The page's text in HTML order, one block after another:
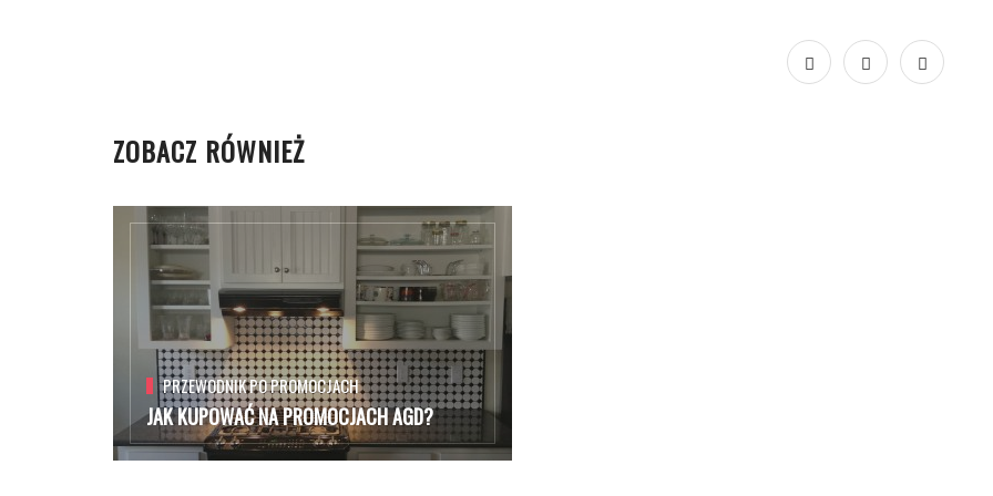
ZOBACZ RÓWNIEŻ
PRZEWODNIK PO PROMOCJACH
JAK KUPOWAĆ NA PROMOCJACH AGD?